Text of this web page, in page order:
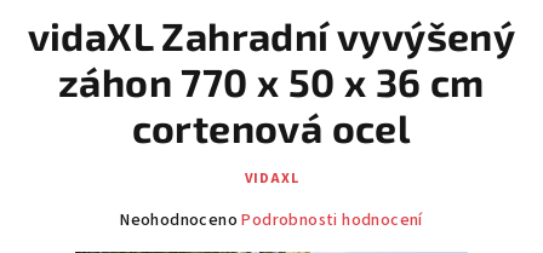
košík
vidaXL Zahradní vyvýšený
záhon 770 x 50 x 36 cm
cortenová ocel
VIDAXL
Průměrné
Neohodnoceno Podrobnosti hodnocení